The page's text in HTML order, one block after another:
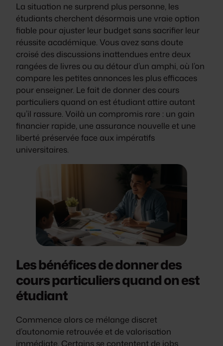
La situation ne surprend plus personne, les
étudiants cherchent désormais une vraie option
fiable pour ajuster leur budget sans sacrifier leur
réussite académique. Vous avez sans doute
croisé des discussions inattendues entre deux
rangées de livres ou au détour d’un amphi, où l’on
compare les petites annonces les plus efficaces
pour enseigner. Le fait de donner des cours
particuliers quand on est étudiant attire autant
qu’il rassure. Voilà un compromis rare : un gain
financier rapide, une assurance nouvelle et une
liberté préservée face aux impératifs
universitaires.
Les bénéfices de donner des
cours particuliers quand on est
étudiant
Commence alors ce mélange discret
d’autonomie retrouvée et de valorisation
immédiate. Certains se contentent de jobs